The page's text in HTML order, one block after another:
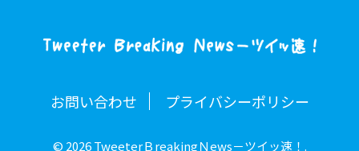
お問い合わせ プライバシーポリシー
© 2026 TweeterＢreakingＮews－ツイッ速！.